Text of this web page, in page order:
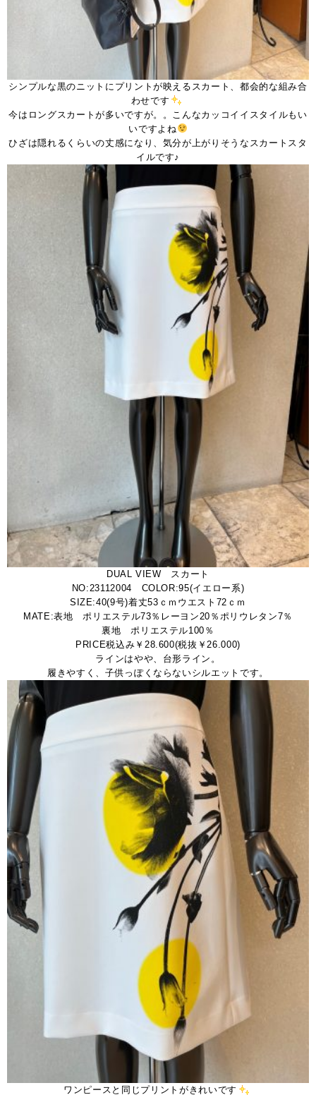
シンプルな黒のニットにプリントが映えるスカート、都会的な組み合
わせです
今はロングスカートが多いですが。。こんなカッコイイスタイルもい
いですよね
ひざは隠れるくらいの丈感になり、気分が上がりそうなスカートスタ
イルです♪
DUAL VIEW スカート
NO:23112004 COLOR:95(イエロー系)
SIZE:40(9号)着丈53ｃｍウエスト72ｃｍ
MATE:表地 ポリエステル73％レーヨン20％ポリウレタン7％
裏地 ポリエステル100％
PRICE税込み￥28.600(税抜￥26.000)
ラインはやや、台形ライン。
履きやすく、子供っぽくならないシルエットです。
ワンピースと同じプリントがきれいです